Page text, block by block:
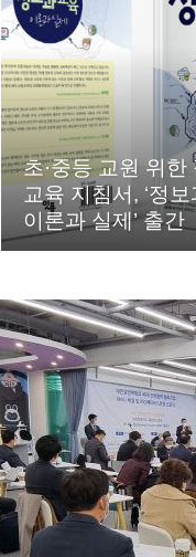
초·중등 교원 위한
교육 지침서, ‘정
이론과 실제’ 출간